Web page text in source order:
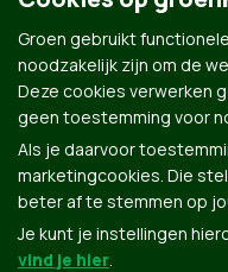
© Copyright Groen 2026 | Gemaakt
Contact
Groen gebruikt
noodzakelijk zijn om de
Deze cookies verwerken
geen toestemming voor
Als je daarvoor
marketingcookies. Die
beter af te stemmen op
Je kunt je instellingen
vind je hier.